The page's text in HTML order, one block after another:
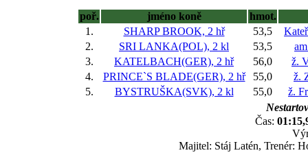
poř. jméno koně
hmot.
1.
SHARP BROOK, 2 hř 53,5
2.
SRI LANKA(POL), 2 kl 53,5
3.
KATELBACH(GER), 2 hř 56,0
ž.
4.
PRINCE`S BLADE(GER), 2 hř 55,0
ž.
5.
BYSTRUŠKA(SVK), 2 kl 55,0
ž.
Čas:
Majitel: Stáj Latén, Trenér: